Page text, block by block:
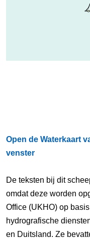
Open de Waterkaart
venster
De teksten bij dit
omdat deze worden
Office (UKHO) op
hydrografische
en Duitsland. Ze